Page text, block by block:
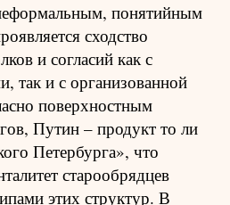
понятийным
сходство
и согласий как с
так и с организованной
поверхностным
Путин – продукт то ли
Петербурга», что
старообрядцев
этих структур. В